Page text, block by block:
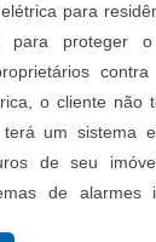
para
para proteger o
contra
o cliente não
um sistema
de seu
de alarmes